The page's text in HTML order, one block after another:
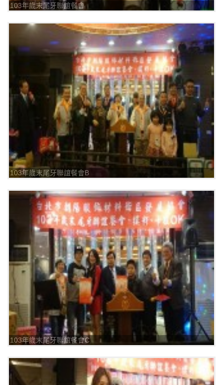
103年歲末尾牙聯誼餐會
103年歲末尾牙聯誼餐會B
103年歲末尾牙聯誼餐會C